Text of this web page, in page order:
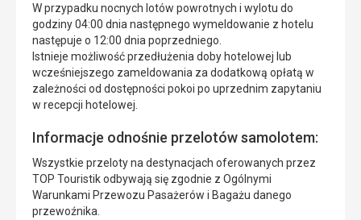
W przypadku nocnych lotów powrotnych i wylotu do
godziny 04:00 dnia następnego wymeldowanie z hotelu
następuje o 12:00 dnia poprzedniego.
Istnieje możliwość przedłużenia doby hotelowej lub
wcześniejszego zameldowania za dodatkową opłatą w
zależności od dostępności pokoi po uprzednim zapytaniu
w recepcji hotelowej.
Informacje odnośnie przelotów samolotem:
Wszystkie przeloty na destynacjach oferowanych przez
TOP Touristik odbywają się zgodnie z Ogólnymi
Warunkami Przewozu Pasażerów i Bagażu danego
przewoźnika.